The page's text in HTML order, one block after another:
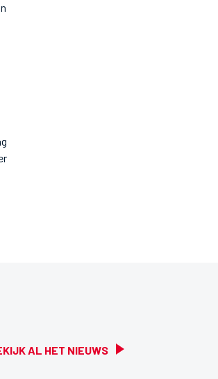
AL HET NIEUWS